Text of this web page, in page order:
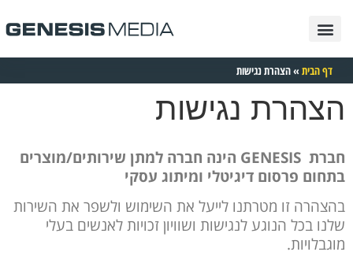
דף הבית »הצהרת נגישות
הצהרת נגישות
חברת GENESIS הינה חברה למתן שירותים/מוצרים
בתחום פרסום דיגיטלי ומיתוג עסקי
בהצהרה זו מטרתנו לייעל את השימוש ולשפר את השירות
שלנו בכל הנוגע לנגישות ושוויון זכויות לאנשים בעלי
מוגבלויות.